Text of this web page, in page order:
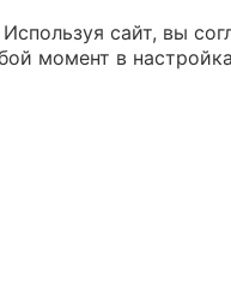
КАТАЛОГ
сайт, вы
момент в